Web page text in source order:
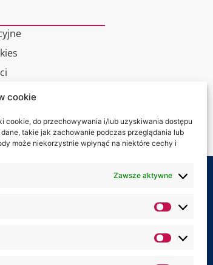
cookie
cookie, do przechowywania i/lub uzyskiwania dostępu
takie jak zachowanie podczas przeglądania lub
może niekorzystnie wpłynąć na niektóre cechy i
Zawsze aktywne